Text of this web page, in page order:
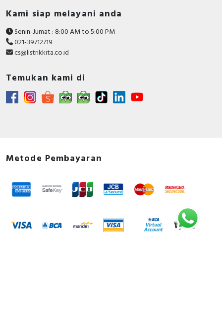
Kami siap melayani anda
Senin-Jumat : 8:00 AM to 5:00 PM
021-39712719
cs@listrikkita.co.id
Temukan kami di
Metode Pembayaran